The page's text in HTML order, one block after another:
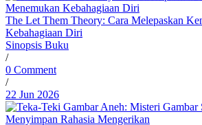
The Let Them Theory: Cara Melepaskan
Kebahagiaan Diri
Sinopsis Buku
/
0 Comment
/
22 Jun 2026